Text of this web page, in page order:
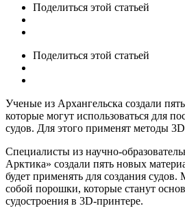
Поделиться этой статьей
Поделиться этой статьей
Ученые из Архангельска создали
которые могут использоваться для
судов. Для этого применят методы
Специалисты из научно-
Арктика» создали пять новых
будет применять для создания
собой порошки, которые станут
судостроения в 3D-принтере.